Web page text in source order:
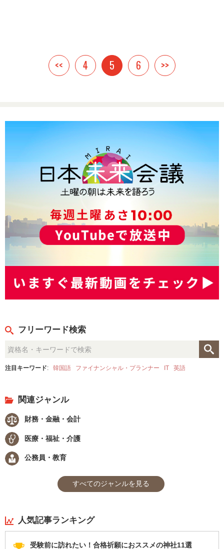
<< 4 5 6 >>
フリーワード検索
注目キーワード: 韓国語 ファイナンシャル・プランナー IT 英語
関連ジャンル
財務・金融・会計
医療・福祉・介護
公務員・教育
すべてのジャンルを見る
人気記事ランキング
受験前に訪れたい！合格祈願におススメの神社11選